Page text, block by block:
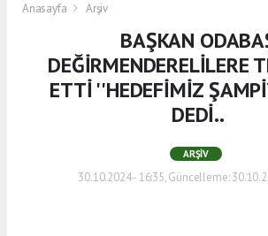
Anasayfa Arşiv
BAŞKAN
DEĞİRMENDERELİLERE
ETTİ ''HEDEFİMİZ
DEDİ..
ARŞIV
30.10.2024 - 16:35, Güncelleme: